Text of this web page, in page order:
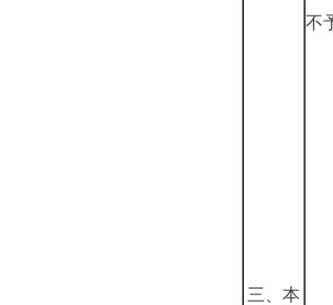
三、本
不